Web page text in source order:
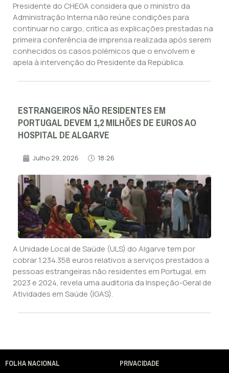
Presidente do CHEGA considera que o ministro da
Administração Interna não reúne condições para
continuar no cargo, critica as explicações prestadas na
primeira conferência de imprensa realizada após serem
conhecidos os casos polémicos que o envolvem e
apela à intervenção do Presidente da República.
ESTRANGEIROS NÃO RESIDENTES EM
PORTUGAL DEVEM 1,2 MILHÕES DE EUROS AO
HOSPITAL DE ALGARVE
Julho 29, 2026 18:26
A Unidade Local de Saúde (ULS) do Algarve tem por
cobrar 1.234.358 euros relativos a serviços prestados a
pessoas estrangeiras não residentes em Portugal, em
2023 e 2024, revela uma auditoria da Inspeção-Geral de
Atividades em Saúde (IGAS).
FOLHA NACIONAL PRIVACIDADE